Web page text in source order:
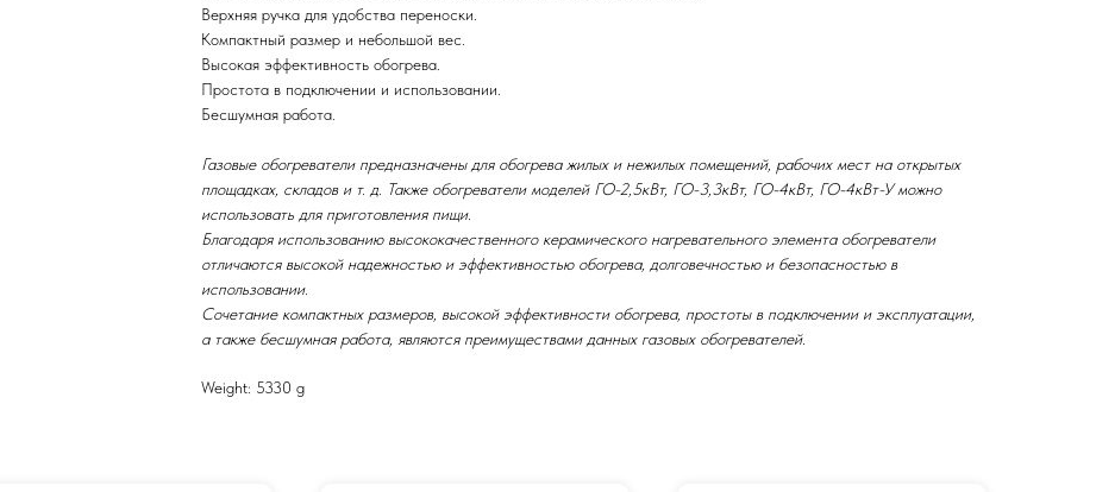
Верхняя ручка для удобства переноски.
Компактный размер и небольшой вес.
Высокая эффективность обогрева.
Простота в подключении и использовании.
Бесшумная работа.
Газовые обогреватели предназначены для обогрева жилых и нежилых помещений, рабочих мест на открытых
площадках, складов и т. д. Также обогреватели моделей ГО-2,5кВт, ГО-3,3кВт, ГО-4кВт, ГО-4кВт-У можно
использовать для приготовления пищи.
Благодаря использованию высококачественного керамического нагревательного элемента обогреватели
отличаются высокой надежностью и эффективностью обогрева, долговечностью и безопасностью в
использовании.
Сочетание компактных размеров, высокой эффективности обогрева, простоты в подключении и эксплуатации,
а также бесшумная работа, являются преимуществами данных газовых обогревателей.
Weight: 5330 g